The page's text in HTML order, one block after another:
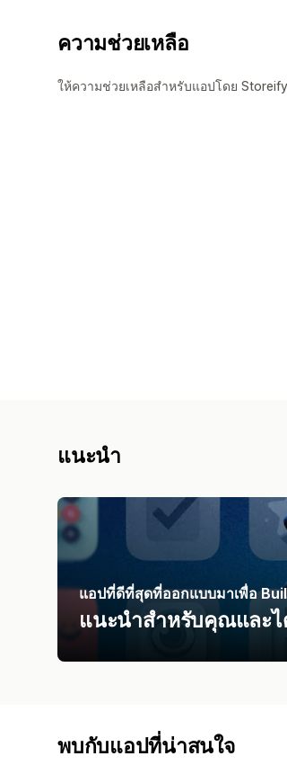
ความช่วยเหลือ
ให้ความช่วยเหลือสำหรับแอปโดย Storeify
แนะนำ
แอปที่ดีที่สุดที่ออกแบบมาเพื่อ
แนะนำสำหรับคุณและไ
พบกับแอปที่น่าสนใจ